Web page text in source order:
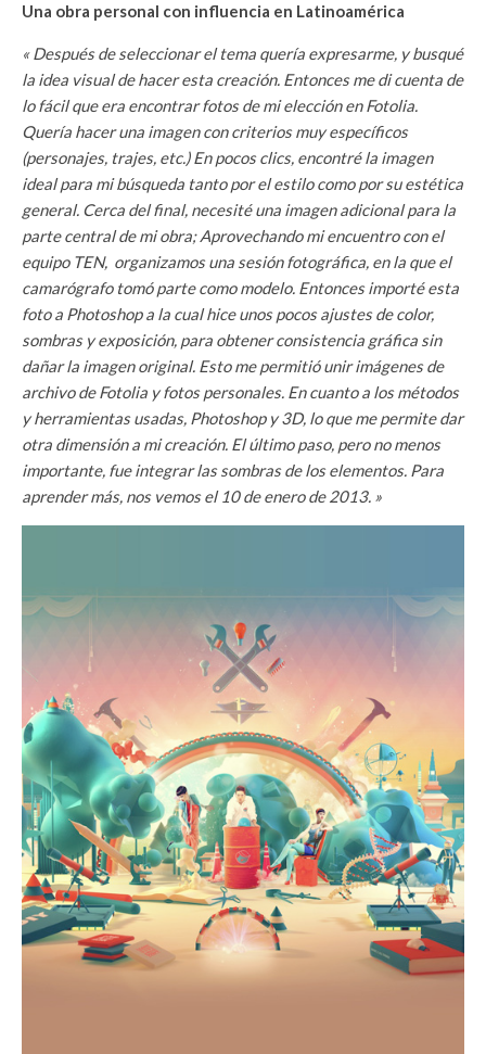
Una obra personal con influencia en Latinoamérica
« Después de seleccionar el tema quería expresarme, y busqué
la idea visual de hacer esta creación. Entonces me di cuenta de
lo fácil que era encontrar fotos de mi elección en Fotolia.
Quería hacer una imagen con criterios muy específicos
(personajes, trajes, etc.) En pocos clics, encontré la imagen
ideal para mi búsqueda tanto por el estilo como por su estética
general. Cerca del final, necesité una imagen adicional para la
parte central de mi obra; Aprovechando mi encuentro con el
equipo TEN, organizamos una sesión fotográfica, en la que el
camarógrafo tomó parte como modelo. Entonces importé esta
foto a Photoshop a la cual hice unos pocos ajustes de color,
sombras y exposición, para obtener consistencia gráfica sin
dañar la imagen original. Esto me permitió unir imágenes de
archivo de Fotolia y fotos personales. En cuanto a los métodos
y herramientas usadas, Photoshop y 3D, lo que me permite dar
otra dimensión a mi creación. El último paso, pero no menos
importante, fue integrar las sombras de los elementos. Para
aprender más, nos vemos el 10 de enero de 2013. »